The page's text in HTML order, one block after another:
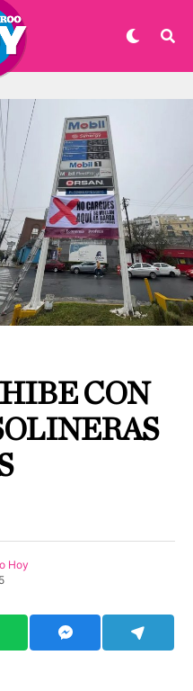
CON
Hoy